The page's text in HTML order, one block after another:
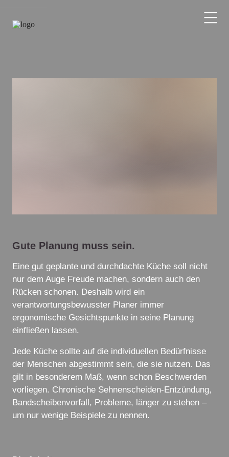
Gute Planung muss sein.
Eine gut geplante und durchdachte Küche soll nicht
nur dem Auge Freude machen, sondern auch den
Rücken schonen. Deshalb wird ein
verantwortungsbewusster Planer immer
ergonomische Gesichtspunkte in seine Planung
einfließen lassen.
Jede Küche sollte auf die individuellen Bedürfnisse
der Menschen abgestimmt sein, die sie nutzen. Das
gilt in besonderem Maß, wenn schon Beschwerden
vorliegen. Chronische Sehnenscheiden-Entzündung,
Bandscheibenvorfall, Probleme, länger zu stehen –
um nur wenige Beispiele zu nennen.